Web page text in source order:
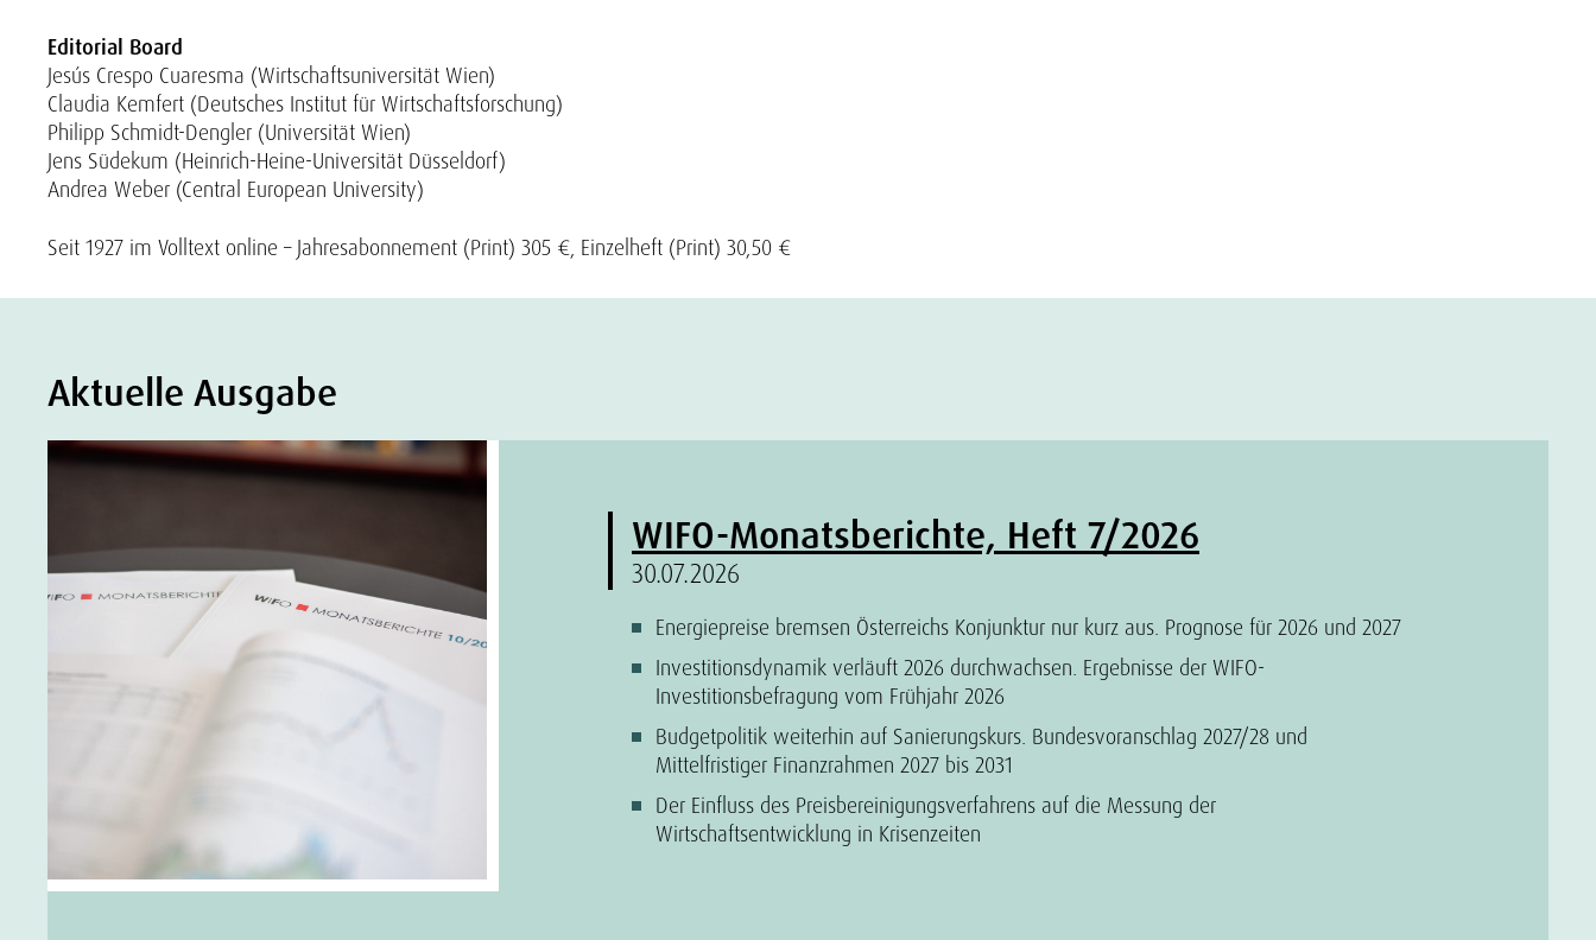
Editorial Board
Jesús Crespo Cuaresma (Wirtschaftsuniversität Wien)
Claudia Kemfert (Deutsches Institut für Wirtschaftsforschung)
Philipp Schmidt-Dengler (Universität Wien)
Jens Südekum (Heinrich-Heine-Universität Düsseldorf)
Andrea Weber (Central European University)
Seit 1927 im Volltext online – Jahresabonnement (Print) 305 €, Einzelheft (Print) 30,50 €
Aktuelle Ausgabe
WIFO-Monatsberichte, Heft 7/2026
30.07.2026
Energiepreise bremsen Österreichs Konjunktur nur kurz aus. Prognose für 2026 und 2027
Investitionsdynamik verläuft 2026 durchwachsen. Ergebnisse der WIFO-
Investitionsbefragung vom Frühjahr 2026
Budgetpolitik weiterhin auf Sanierungskurs. Bundesvoranschlag 2027/28 und
Mittelfristiger Finanzrahmen 2027 bis 2031
Der Einfluss des Preisbereinigungsverfahrens auf die Messung der
Wirtschaftsentwicklung in Krisenzeiten